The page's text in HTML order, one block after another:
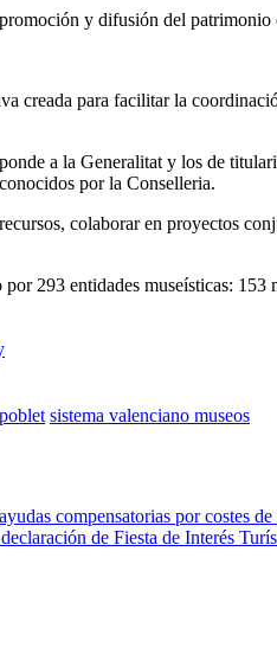
y difusión del
creada para facilitar la
a la Generalitat y los de
por la Conselleria.
colaborar en proyectos
293 entidades museísticas:
sistema valenciano museos
compensatorias por costes
de Fiesta de Interés